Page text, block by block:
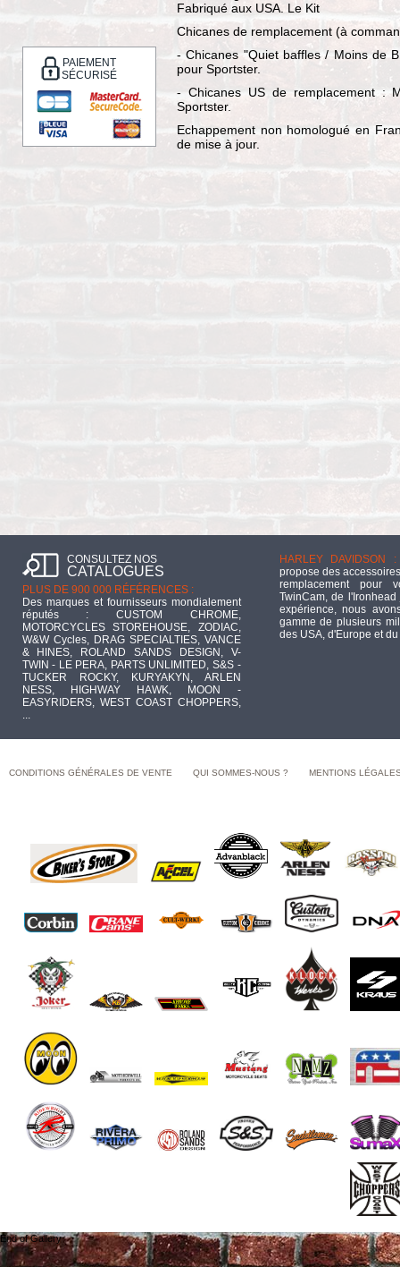
PAIEMENT
SÉCURISÉ
Fabriqué aux USA. Le Kit
Chicanes de remplacement (à
- Chicanes "Quiet baffles / Moins de
pour Sportster.
- Chicanes US de remplacement :
Sportster.
Echappement non homologué en
de mise à jour.
CONSULTEZ NOS
CATALOGUES
PLUS DE 900 000 RÉFÉRENCES :
Des marques et fournisseurs mondialement
réputés : CUSTOM CHROME,
MOTORCYCLES STOREHOUSE, ZODIAC,
W&W Cycles, DRAG SPECIALTIES, VANCE
& HINES, ROLAND SANDS DESIGN, V-
TWIN - LE PERA, PARTS UNLIMITED, S&S -
TUCKER ROCKY, KURYAKYN, ARLEN
NESS, HIGHWAY HAWK, MOON -
EASYRIDERS, WEST COAST CHOPPERS,
HARLEY DAVIDSON :
propose des
remplacement pour
TwinCam, de
expérience, nous
gamme de plusieurs
des USA, d'Europe et
CONDITIONS GÉNÉRALES DE VENTE QUI SOMMES-NOUS ? MENTIONS
End of Gallery